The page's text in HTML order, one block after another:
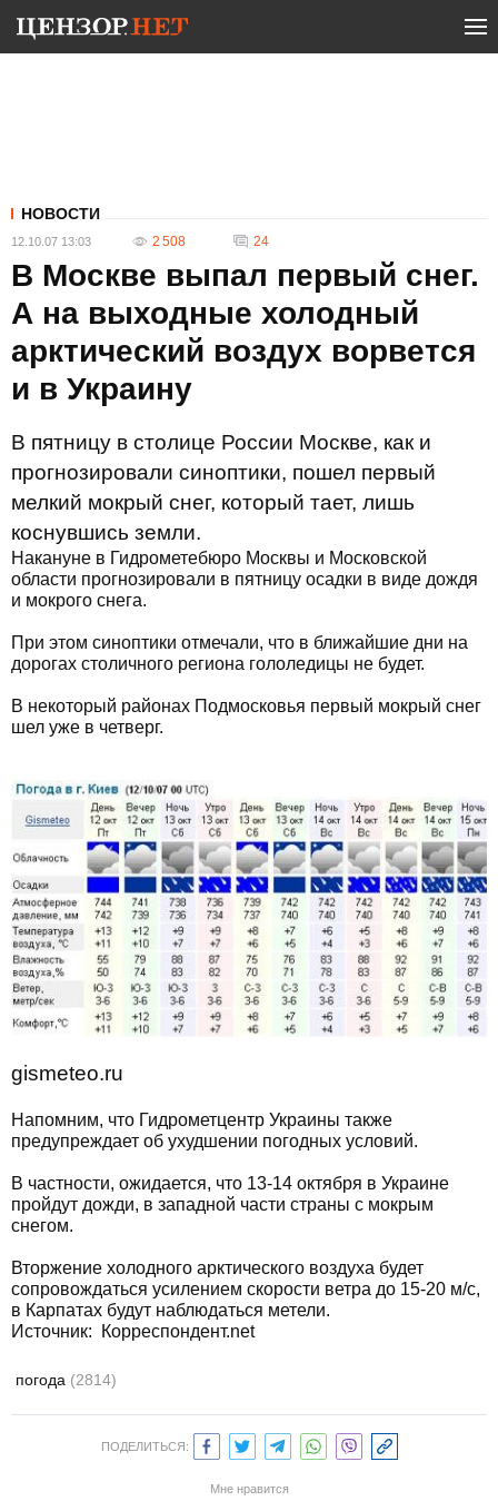
НОВОСТИ
12.10.07 13:03 2 508 24
В Москве выпал первый снег.
А на выходные холодный
арктический воздух ворвется
и в Украину
В пятницу в столице России Москве, как и
прогнозировали синоптики, пошел первый
мелкий мокрый снег, который тает, лишь
коснувшись земли.
Накануне в Гидрометебюро Москвы и Московской
области прогнозировали в пятницу осадки в виде дождя
и мокрого снега.
При этом синоптики отмечали, что в ближайшие дни на
дорогах столичного региона гололедицы не будет.
В некоторый районах Подмосковья первый мокрый снег
шел уже в четверг.
gismeteo.ru
Напомним, что Гидрометцентр Украины также
предупреждает об ухудшении погодных условий.
В частности, ожидается, что 13-14 октября в Украине
пройдут дожди, в западной части страны с мокрым
снегом.
Вторжение холодного арктического воздуха будет
сопровождаться усилением скорости ветра до 15-20 м/с,
в Карпатах будут наблюдаться метели.
Источник:
Корреспондент.net
погода (2814)
ПОДЕЛИТЬСЯ:
Мне нравится